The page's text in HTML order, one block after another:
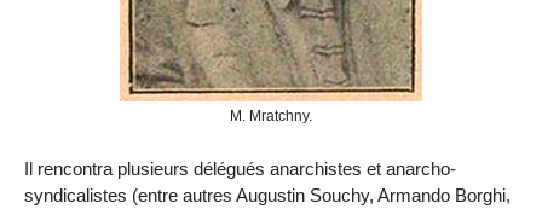
M. Mratchny.
Il rencontra plusieurs délégués anarchistes et anarcho-
syndicalistes (entre autres Augustin Souchy, Ar­mando Borghi,